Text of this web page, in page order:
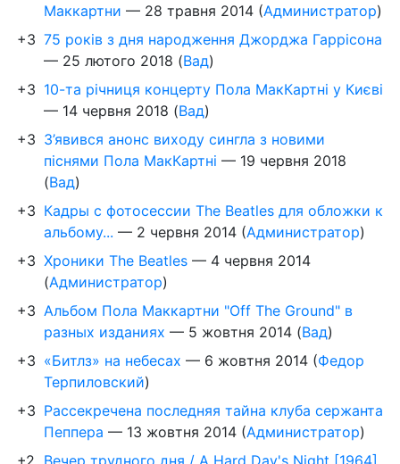
Маккартни — 28 травня 2014 (Администратор)
+3 75 років з дня народження Джорджа Гаррісона
— 25 лютого 2018 (Вад)
+3 10-та річниця концерту Пола МакКартні у Києві
— 14 червня 2018 (Вад)
+3 З’явився анонс виходу сингла з новими
піснями Пола МакКартні — 19 червня 2018
(Вад)
+3 Кадры с фотосессии The Beatles для обложки к
альбому... — 2 червня 2014 (Администратор)
+3 Хроники The Beatles — 4 червня 2014
(Администратор)
+3 Альбом Пола Маккартни "Off The Ground" в
разных изданиях — 5 жовтня 2014 (Вад)
+3 «Битлз» на небесах — 6 жовтня 2014 (Федор
Терпиловский)
+3 Рассекречена последняя тайна клуба сержанта
Пеппера — 13 жовтня 2014 (Администратор)
+2 Вечер трудного дня / A Hard Day's Night [1964]